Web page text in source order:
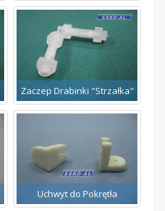
Zaczep Drabinki "Strzałka"
Uchwyt do Pokrętła